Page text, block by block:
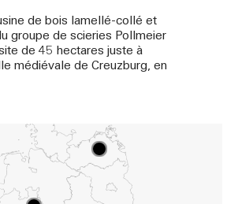
de bois lamellé-collé et
groupe de scieries Pollmeier
de 45 hectares juste à
médiévale de Creuzburg, en